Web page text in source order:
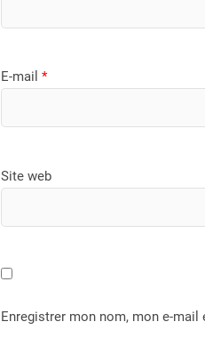
E-mail*
Site web
Enregistrer mon nom, mon e-